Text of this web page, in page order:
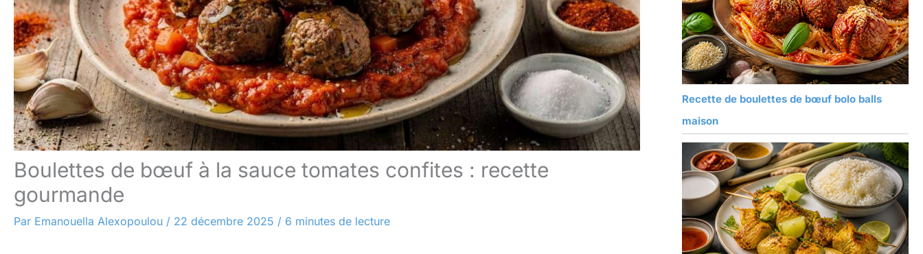
Boulettes de bœuf à la sauce tomates confites : recette
gourmande
Par Emanouella Alexopoulou / 22 décembre 2025 / 6 minutes de lecture
Recette de boulettes de bœuf bolo balls
maison